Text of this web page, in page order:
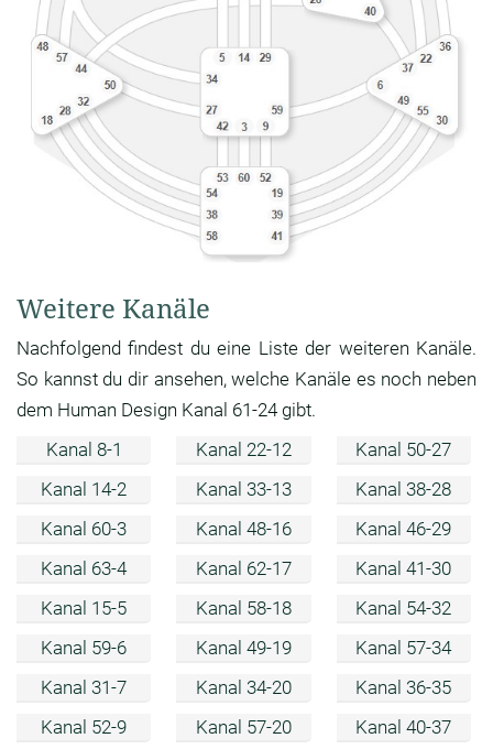
Weitere Kanäle
Nachfolgend findest du eine Liste der weiteren Kanäle.
So kannst du dir ansehen, welche Kanäle es noch neben
dem Human Design Kanal 61-24 gibt.
Kanal 8-1
Kanal 14-2
Kanal 60-3
Kanal 63-4
Kanal 15-5
Kanal 59-6
Kanal 31-7
Kanal 52-9
Kanal 22-12
Kanal 33-13
Kanal 48-16
Kanal 62-17
Kanal 58-18
Kanal 49-19
Kanal 34-20
Kanal 57-20
Kanal 50-27
Kanal 38-28
Kanal 46-29
Kanal 41-30
Kanal 54-32
Kanal 57-34
Kanal 36-35
Kanal 40-37